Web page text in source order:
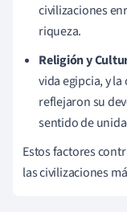
civilizaciones
riqueza.
Religión y
vida egipcia, y
reflejaron su
sentido de
Estos factores
las civilizaciones